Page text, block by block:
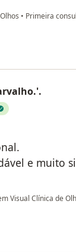
• Primeira
e muito
Visual Clínica de
A. de Carvalho.'.